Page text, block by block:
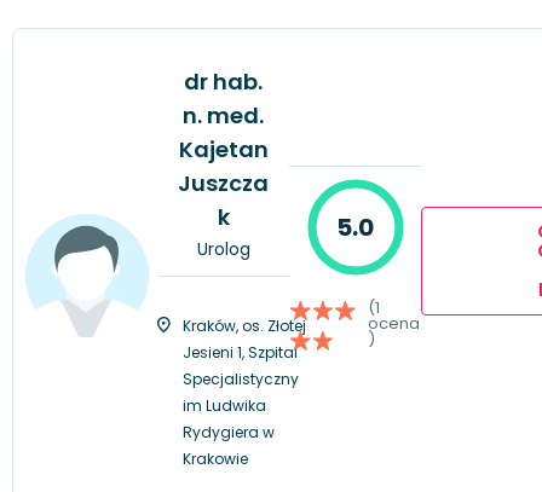
dr hab.
n. med.
Kajetan
Juszcza
k
Urolog
Kraków, os. Złotej
Jesieni 1, Szpital
Specjalistyczny
im Ludwika
Rydygiera w
Krakowie
5.0
(1
ocena
)